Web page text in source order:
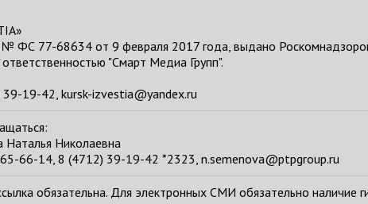
ФС 77-68634 от 9 февраля 2017 года, выдано
"Смарт Медиа Групп".
19-42, kursk-izvestia@yandex.ru
Николаевна
66-14, 8 (4712) 39-19-42 *2323, n.semenova@ptpgroup.ru
обязательна. Для электронных СМИ обязательно наличие